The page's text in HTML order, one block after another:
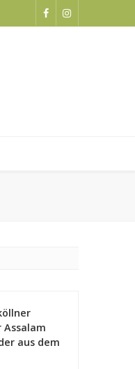
aus dem